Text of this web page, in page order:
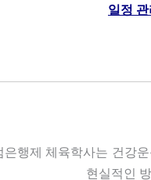
일정
은행제 체육학사는 건강
현실적인